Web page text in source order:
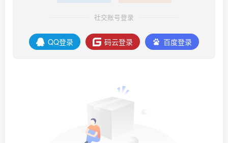
社交账号登录
QQ登录 码云登录 百度登录